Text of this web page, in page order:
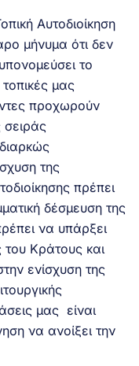
Αυτοδιοίκηση
μήνυμα ότι δεν
το
μας
προχωρούν
σειράς
της
πρέπει
δέσμευση της
να υπάρξει
του Κράτους και
ενίσχυση της
μας είναι
να ανοίξει την